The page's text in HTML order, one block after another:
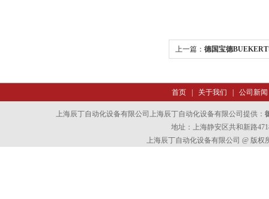
上一篇： 德国宝德
首页| 关于我们 公司新闻
上海辰丁自动化设备有限公司上海辰丁自动化设备有限公司提供：
地址：上海静安区共和新路
上海辰丁自动化设备有限公司 @ 版权